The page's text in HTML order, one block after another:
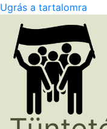
Ugrás a tartalomra